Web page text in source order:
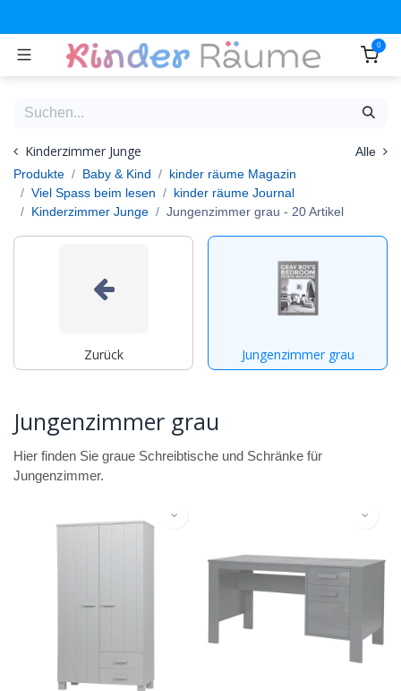
0
Kinderzimmer Junge
Alle
Produkte
Baby & Kind
kinder räume Magazin
Viel Spass beim lesen
kinder räume Journal
Kinderzimmer Junge
Jungenzimmer grau - 20 Artikel
Zurück Jungenzimmer grau
Jungenzimmer grau
Hier finden Sie graue Schreibtische und Schränke für
Jungenzimmer.